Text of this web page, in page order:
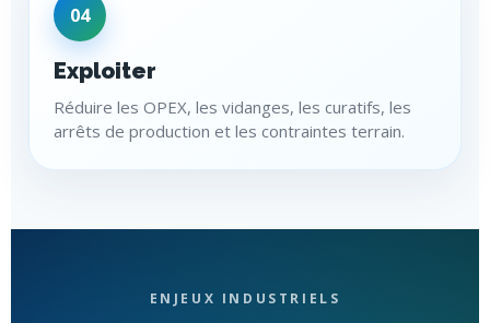
04
Exploiter
Réduire les OPEX, les vidanges, les curatifs, les
arrêts de production et les contraintes terrain.
ENJEUX INDUSTRIELS